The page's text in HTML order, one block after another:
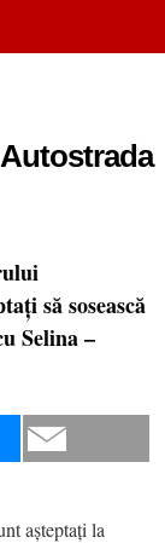
să sosească
Selina –
așteptați la